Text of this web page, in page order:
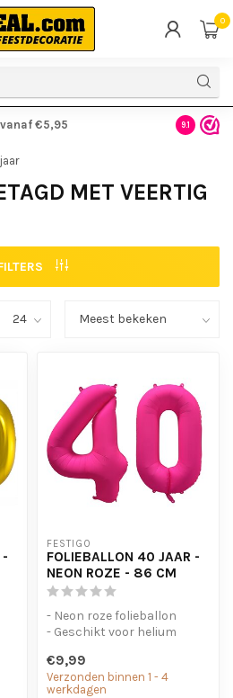
0
€5,95 Gratis
9.1
MET VEERTIG
-
FESTIGO
FOLIEBALLON 40 JAAR -
NEON ROZE - 86 CM
- Neon roze folieballon
- Geschikt voor helium
op te...
€9,99
Verzonden binnen 1 - 4
werkdagen